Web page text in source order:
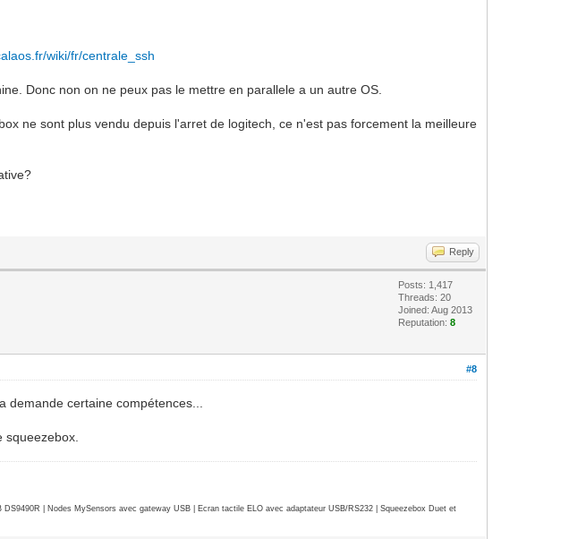
wiki/fr/centrale_ssh
Donc non on ne peux pas le mettre en parallele a un autre OS.
ne sont plus vendu depuis l'arret de logitech, ce n'est pas forcement la meilleure
Reply
Posts: 1,417
Threads: 20
Joined: Aug 2013
Reputation:8
#8
certaine compétences...
| Nodes MySensors avec gateway USB | Ecran tactile ELO avec adaptateur USB/RS232 | Squeezebox Duet et